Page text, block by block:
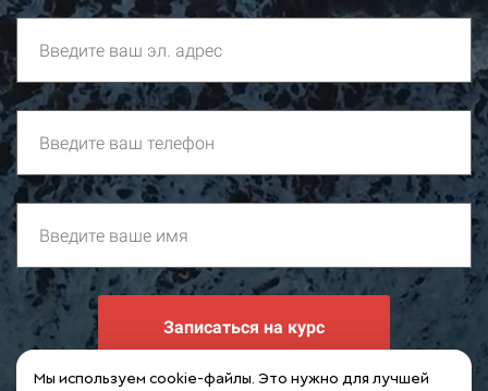
Записаться на курс
Я ознакомлен(-а) и согласен(-сна) с условиямиПубличной
Мы используем cookie-файлы. Это нужно для лучшей